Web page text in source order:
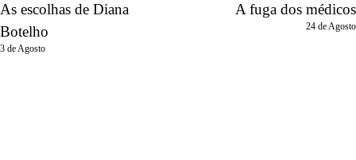
As escolhas de Diana
Botelho
3 de Agosto
A fuga dos médicos
24 de Agosto